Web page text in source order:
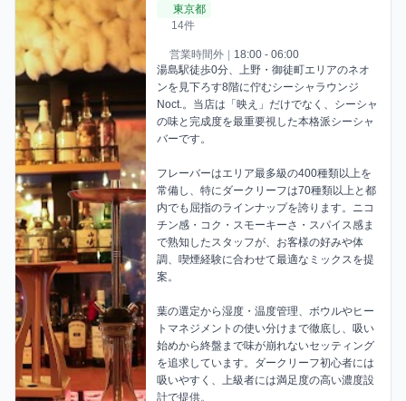
東京都
14件
営業時間外 | 18:00 - 06:00
湯島駅徒歩0分、上野・御徒町エリアのネオ
ンを見下ろす8階に佇むシーシャラウンジ
Noct.。当店は「映え」だけでなく、シーシャ
の味と完成度を最重要視した本格派シーシャ
バーです。
フレーバーはエリア最多級の400種類以上を
常備し、特にダークリーフは70種類以上と都
内でも屈指のラインナップを誇ります。ニコ
チン感・コク・スモーキーさ・スパイス感ま
で熟知したスタッフが、お客様の好みや体
調、喫煙経験に合わせて最適なミックスを提
案。
葉の選定から湿度・温度管理、ボウルやヒー
トマネジメントの使い分けまで徹底し、吸い
始めから終盤まで味が崩れないセッティング
を追求しています。ダークリーフ初心者には
吸いやすく、上級者には満足度の高い濃度設
計で提供。